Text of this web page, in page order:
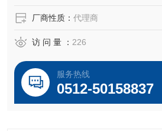
厂商性质： 代理商
访 问 量 ： 226
服务热线
0512-50158837